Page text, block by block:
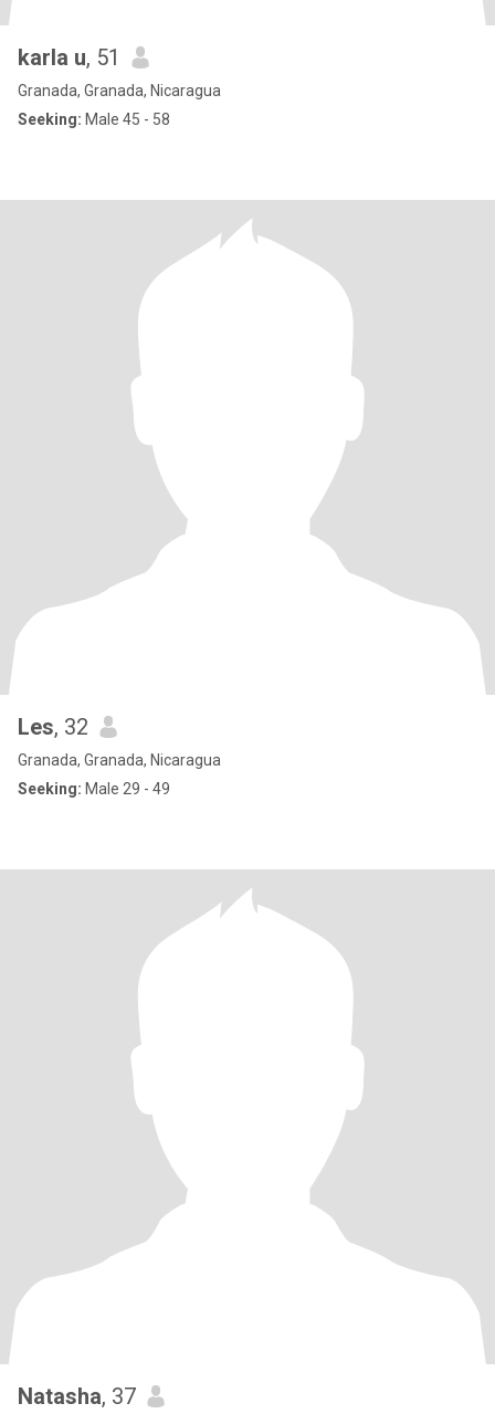
karla u, 51
Granada, Granada, Nicaragua
Seeking: Male 45 - 58
Les, 32
Granada, Granada, Nicaragua
Seeking: Male 29 - 49
Natasha, 37